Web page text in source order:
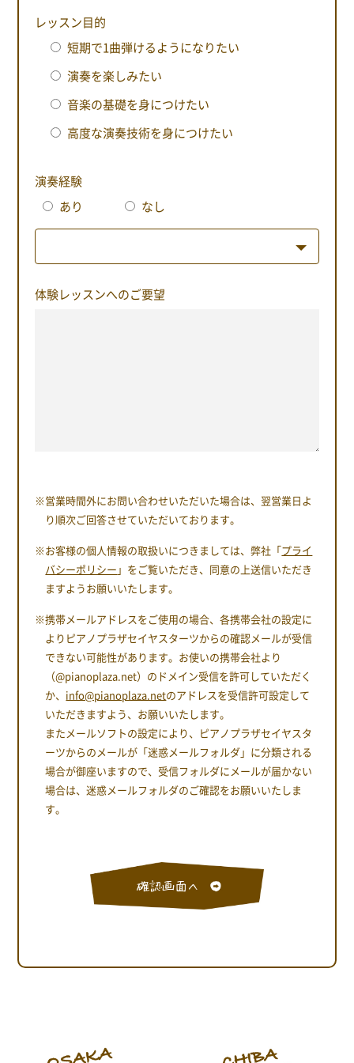
レッスン目的
短期で1曲弾けるようになりたい
演奏を楽しみたい
音楽の基礎を身につけたい
高度な演奏技術を身につけたい
演奏経験
あり
なし
体験レッスンへのご要望
※営業時間外にお問い合わせいただいた場合は、翌営業日よ
り順次ご回答させていただいております。
※お客様の個人情報の取扱いにつきましては、弊社「プライ
バシーポリシー 」をご覧いただき、同意の上送信いただき
ますようお願いいたします。
※携帯メールアドレスをご使用の場合、各携帯会社の設定に
よりピアノプラザセイヤスターツからの確認メールが受信
できない可能性があります。お使いの携帯会社より
（@pianoplaza.net）のドメイン受信を許可していただく
か、 info@pianoplaza.netのアドレスを受信許可設定して
いただきますよう、お願いいたします。
またメールソフトの設定により、ピアノプラザセイヤスタ
ーツからのメールが「迷惑メールフォルダ」に分類される
場合が御座いますので、受信フォルダにメールが届かない
場合は、迷惑メールフォルダのご確認をお願いいたしま
す。